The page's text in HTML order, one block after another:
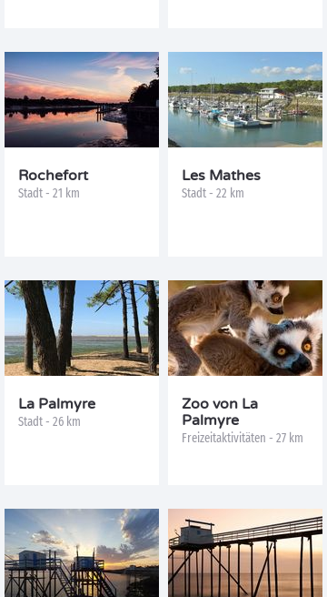
Rochefort
Stadt - 21 km
Les Mathes
Stadt - 22 km
La Palmyre
Stadt - 26 km
Zoo von La
Palmyre
Freizeitaktivitäten - 27 km